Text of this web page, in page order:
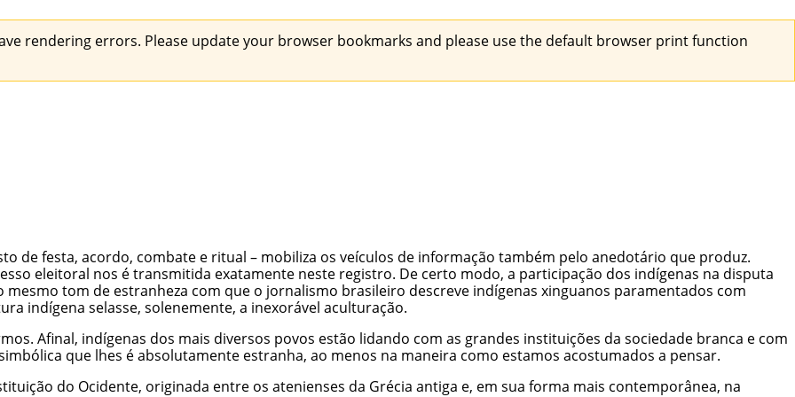
rendering errors. Please update your browser bookmarks and please use the default browser print function
de festa, acordo, combate e ritual – mobiliza os veículos de informação também pelo anedotário que produz.
eleitoral nos é transmitida exatamente neste registro. De certo modo, a participação dos indígenas na disputa
tom de estranheza com que o jornalismo brasileiro descreve indígenas xinguanos paramentados com
indígena selasse, solenemente, a inexorável aculturação.
Afinal, indígenas dos mais diversos povos estão lidando com as grandes instituições da sociedade branca e com
que lhes é absolutamente estranha, ao menos na maneira como estamos acostumados a pensar.
do Ocidente, originada entre os atenienses da Grécia antiga e, em sua forma mais contemporânea, na